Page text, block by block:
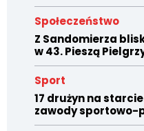
Społeczeństwo
Z Sandomierza
w 43. Pieszą
Sport
17 drużyn na
zawody sportowo-